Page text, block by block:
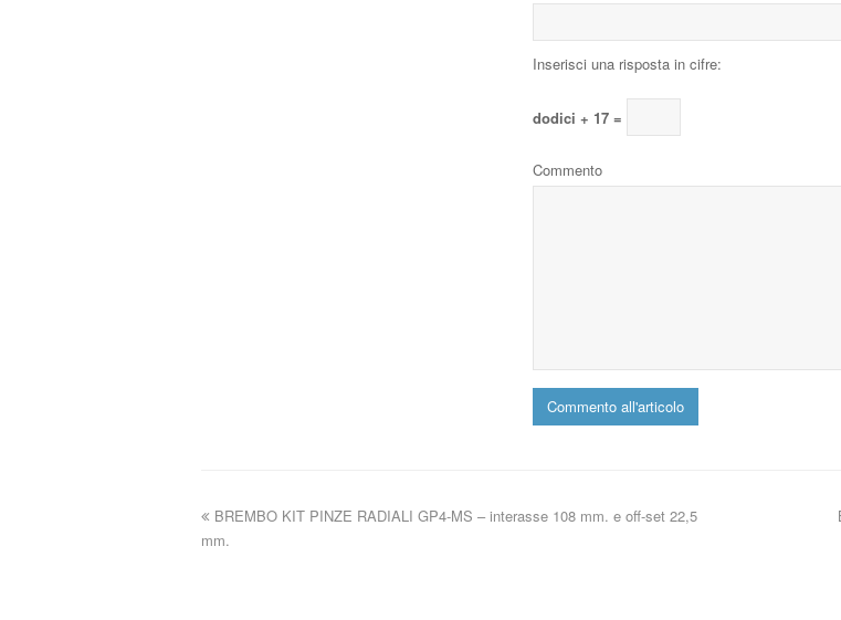
Inserisci una risposta in cifre:
dodici + 17 =
Commento
BREMBO KIT PINZE RADIALI GP4-MS – interasse 108 mm. e off-set 22,5
mm.